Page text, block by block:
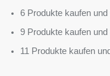
6 Produkte kaufen
9 Produkte kaufen
11 Produkte kaufen